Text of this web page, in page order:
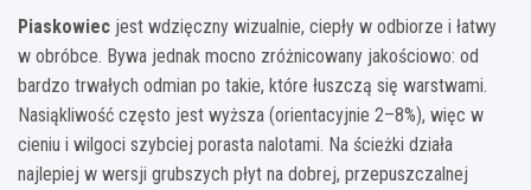
Piaskowiec jest wdzięczny wizualnie, ciepły w odbiorze i łatwy
w obróbce. Bywa jednak mocno zróżnicowany jakościowo: od
bardzo trwałych odmian po takie, które łuszczą się warstwami.
Nasiąkliwość często jest wyższa (orientacyjnie 2–8%), więc w
cieniu i wilgoci szybciej porasta nalotami. Na ścieżki działa
najlepiej w wersji grubszych płyt na dobrej, przepuszczalnej